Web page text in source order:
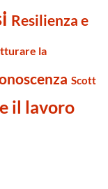
Resilienza e
la
Scott
il lavoro